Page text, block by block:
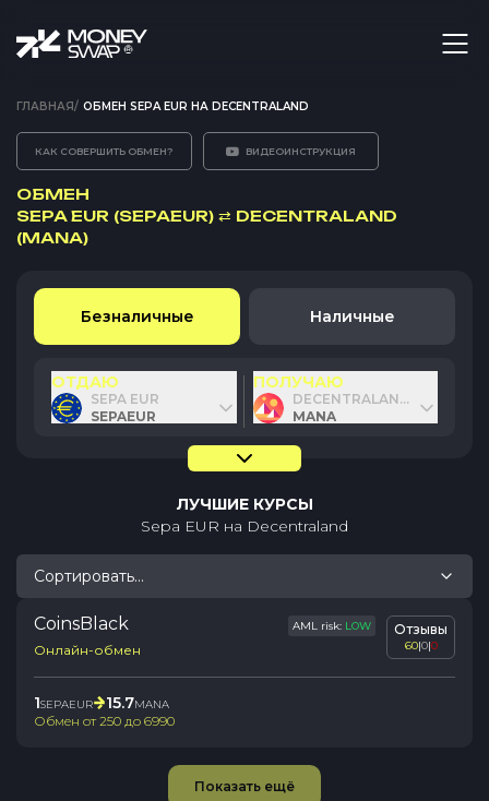
ГЛАВНАЯ/ ОБМЕН SEPA EUR НА DECENTRALAND
КАК СОВЕРШИТЬ ОБМЕН? ВИДЕОИНСТРУКЦИЯ
ОБМЕН
SEPA EUR (SEPAEUR) ⇄ DECENTRALAND
(MANA)
Безналичные Наличные
ОТДАЮ
SEPA EUR
SEPAEUR
ПОЛУЧАЮ
DECENTRALAND
MANA
ЛУЧШИЕ КУРСЫ
Sepa EUR на Decentraland
Сортировать...
CoinsBlack AML risk: LOW
Онлайн-обмен
Отзывы
60|0|0
1SEPAEUR 15.7MANA
Обмен от250 до 6990
Показать ещё